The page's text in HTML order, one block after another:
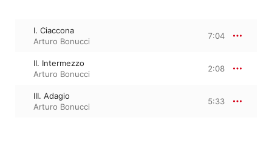
I. Ciaccona
Arturo Bonucci
7:04
II. Intermezzo
Arturo Bonucci
2:08
III. Adagio
Arturo Bonucci
5:33